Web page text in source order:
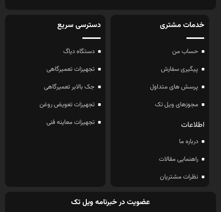
خدمات مشتری
حساب من
پیگیری سفارش
پرسش های متداول
مجوزهای ویل تک
اطلاعات
درباره ما
راهنمایی مقالات
نظرات مشتریان
دسترسی سریع
دستگاه دیاگ
تجهیزات تعمیرگاهی
جک بالابر تعمیرگاهی
تجهیزات تعویض روغن
تجهیزات معاینه فنی
عضویت در خبرنامه ویل تک